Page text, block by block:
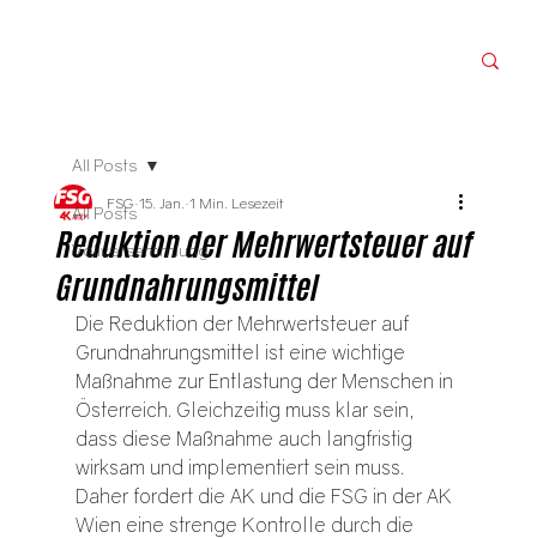
All Posts
Vollversammlung
All Posts
Reduktion der Mehrwertsteuer auf
Grundnahrungsmittel
FSG 15. Jan. 1 Min. Lesezeit
Die Reduktion der Mehrwertsteuer auf
Grundnahrungsmittel ist eine wichtige
Maßnahme zur Entlastung der Menschen in
Österreich. Gleichzeitig muss klar sein,
dass diese Maßnahme auch langfristig
wirksam und implementiert sein muss.
Daher fordert die AK und die FSG in der AK
Wien eine strenge Kontrolle durch die